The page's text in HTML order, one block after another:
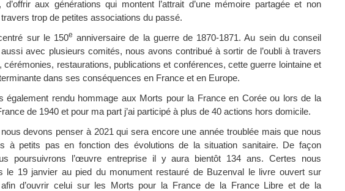
d’offrir aux générations qui montent l’attrait d’une mémoire partagée et non
trop de petites associations du passé.
sur le 150e anniversaire de la guerre de 1870-1871. Au sein du conseil
avec plusieurs comités, nous avons contribué à sortir de l’oubli à travers
cérémonies, restaurations, publications et conférences, cette guerre lointaine et
dans ses conséquences en France et en Europe.
également rendu hommage aux Morts pour la France en Corée ou lors de la
de 1940 et pour ma part j’ai participé à plus de 40 actions hors domicile.
nous devons penser à 2021 qui sera encore une année troublée mais que nous
à petits pas en fonction des évolutions de la situation sanitaire. De façon
poursuivrons l’œuvre entreprise il y aura bientôt 134 ans. Certes nous
le 19 janvier au pied du monument restauré de Buzenval le livre ouvert sur
afin d’ouvrir celui sur les Morts pour la France de la France Libre et de la